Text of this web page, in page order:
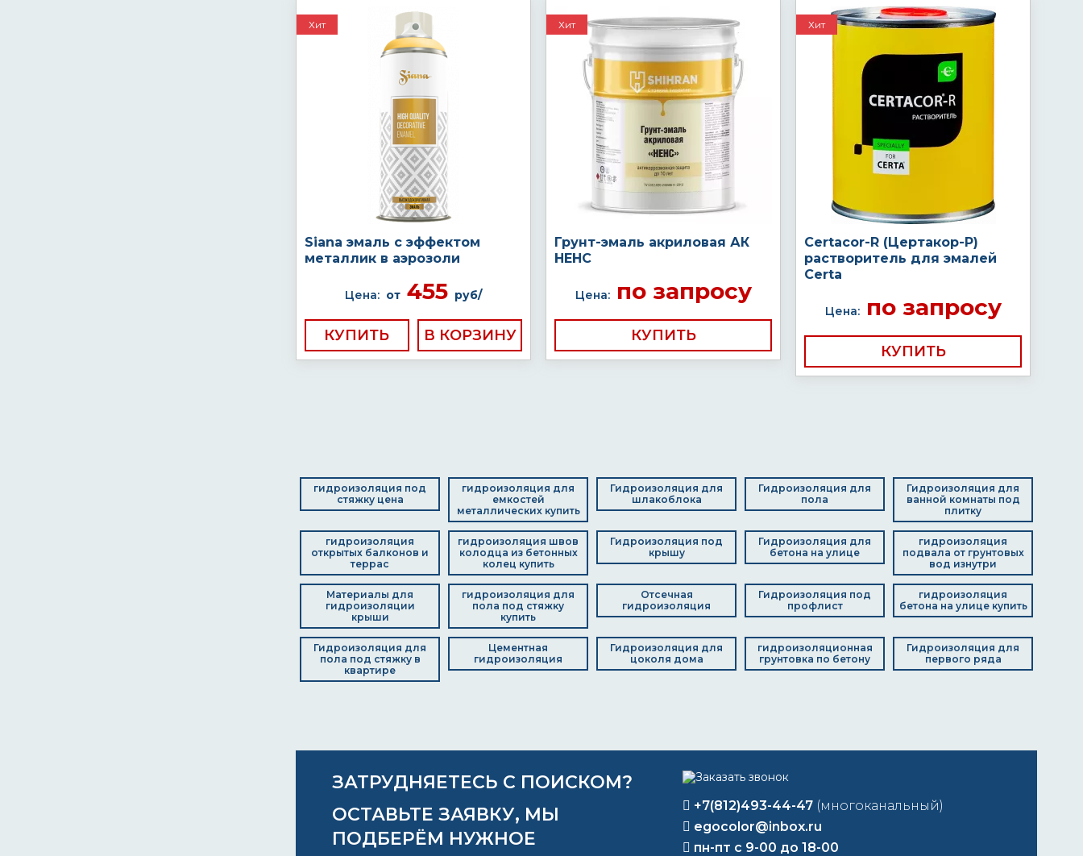
Хит
Siana эмаль с эффектом
металлик в аэрозоли
Цена: от 455 руб/
КУПИТЬ
Хит
Грунт-эмаль акриловая АК
НЕНС
Цена:по запросу
КУПИТЬ
Хит
Certacor-R (Цертакор-Р)
растворитель для эмалей
Certa
Цена:по запросу
КУПИТЬ
гидроизоляция под
стяжку цена
гидроизоляция для
емкостей
металлических купить
Гидроизоляция для
шлакоблока
Гидроизоляция для
пола
Гидроизоляция для
ванной комнаты под
плитку
гидроизоляция
открытых балконов и
террас
гидроизоляция швов
колодца из бетонных
колец купить
Гидроизоляция под
крышу
Гидроизоляция для
бетона на улице
гидроизоляция
подвала от грунтовых
вод изнутри
Материалы для
гидроизоляции
крыши
гидроизоляция для
пола под стяжку
купить
Отсечная
гидроизоляция
Гидроизоляция под
профлист
гидроизоляция
бетона на улице купить
Гидроизоляция для
пола под стяжку в
квартире
Цементная
гидроизоляция
Гидроизоляция для
цоколя дома
гидроизоляционная
грунтовка по бетону
Гидроизоляция для
первого ряда
ЗАТРУДНЯЕТЕСЬ С ПОИСКОМ?
ОСТАВЬТЕ ЗАЯВКУ, МЫ
ПОДБЕРЁМ НУЖНОЕ
+7(812)493-44-47 (многоканальный)
egocolor@inbox.ru
пн-пт с 9-00 до 18-00